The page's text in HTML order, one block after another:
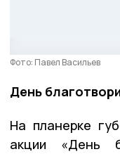
Фото: Павел Васильев
День
На планерке
акции «День